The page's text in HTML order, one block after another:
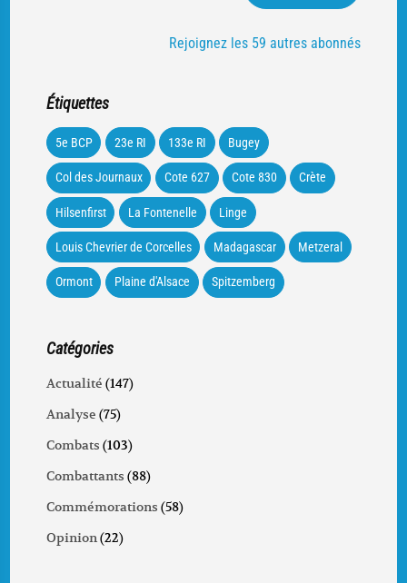
Rejoignez les 59 autres abonnés
Étiquettes
5e BCP 23e RI 133e RI Bugey
Col des Journaux Cote 627 Cote 830 Crète
Hilsenfirst La Fontenelle Linge
Louis Chevrier de Corcelles Madagascar Metzeral
Ormont Plaine d'Alsace Spitzemberg
Catégories
Actualité (147)
Analyse (75)
Combats (103)
Combattants (88)
Commémorations (58)
Opinion(22)